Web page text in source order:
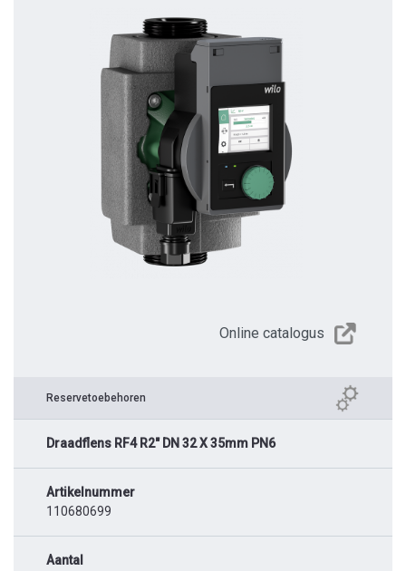
Online catalogus
Reservetoebehoren
Draadflens RF4 R2" DN 32 X 35mm PN6
Artikelnummer
110680699
Aantal